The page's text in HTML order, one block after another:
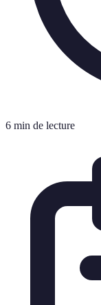
6 min de lecture